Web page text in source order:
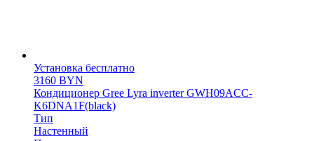
Установка бесплатно
3160 BYN
Кондиционер Gree Lyra inverter GWH09ACC-
K6DNA1F(black)
Тип
Настенный